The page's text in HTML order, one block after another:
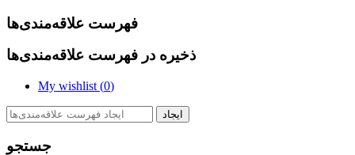
فهرست علاقه‌مندی‌ها
ذخیره در فهرست علاقه‌مندی‌ها
My wishlist (0)
ایجاد
جستجو